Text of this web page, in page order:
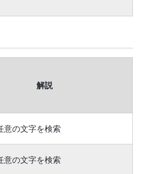
解説
意の文字を検索
意の文字を検索